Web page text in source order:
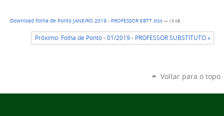
Download Folha de Ponto JANEIRO 2019 - PROFESSOR EBTT.xlsx — 13 KB
Próximo: Folha de Ponto - 01/2019 - PROFESSOR SUBSTITUTO »
Voltar para o topo